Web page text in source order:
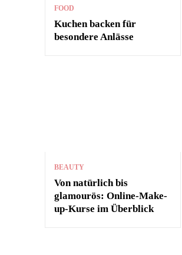
FOOD
Kuchen backen für
besondere Anlässe
BEAUTY
Von natürlich bis
glamourös: Online-Make-
up-Kurse im Überblick